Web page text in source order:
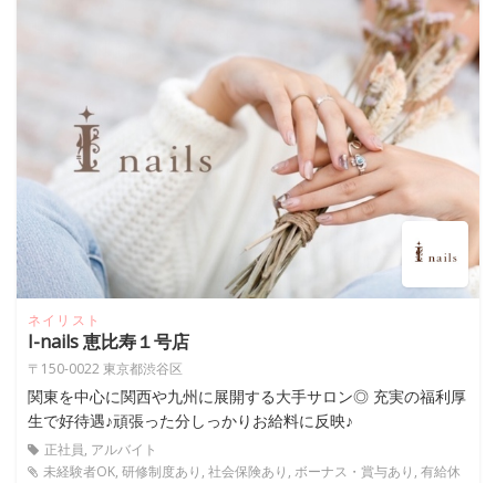
ネイリスト
I-nails 恵比寿１号店
〒150-0022 東京都渋谷区
関東を中心に関西や九州に展開する大手サロン◎ 充実の福利厚
生で好待遇♪頑張った分しっかりお給料に反映♪
正社員, アルバイト
未経験者OK, 研修制度あり, 社会保険あり, ボーナス・賞与あり, 有給休